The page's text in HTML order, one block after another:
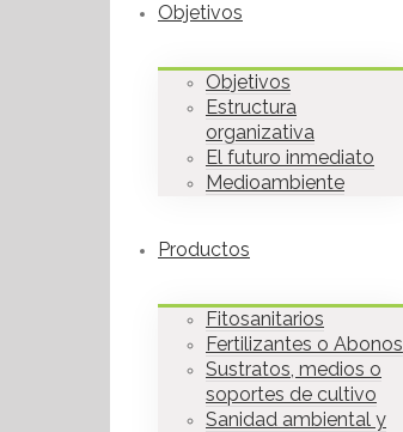
Objetivos
Objetivos
Estructura
organizativa
El futuro inmediato
Medioambiente
Productos
Fitosanitarios
Fertilizantes o Abonos
Sustratos, medios o
soportes de cultivo
Sanidad ambiental y